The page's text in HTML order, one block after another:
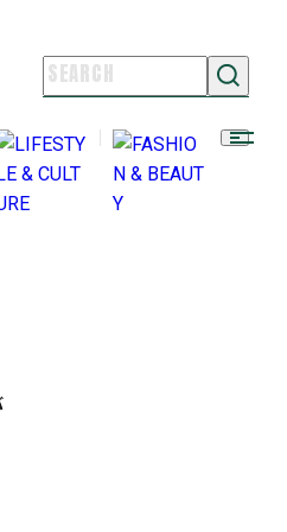
& CULTURE
& BEAUTY
US